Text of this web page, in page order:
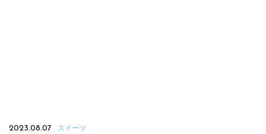
2023.08.07 スイーツ